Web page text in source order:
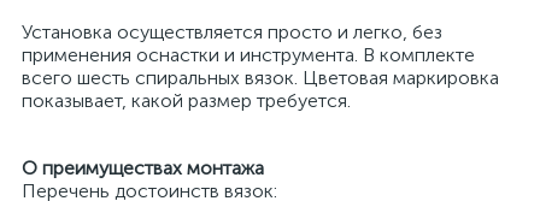
Установка осуществляется просто и легко, без
применения оснастки и инструмента. В комплекте
всего шесть спиральных вязок. Цветовая маркировка
показывает, какой размер требуется.
О преимуществах монтажа
Перечень достоинств вязок: